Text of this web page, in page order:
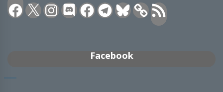
Facebook
X Instagram
DiscordFacebookTelegramBluesky Feed
RSS
Facebook